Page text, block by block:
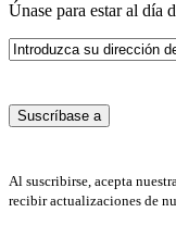
Únase para estar al día
Correo
electrónico
Al suscribirse, acepta
recibir actualizaciones de